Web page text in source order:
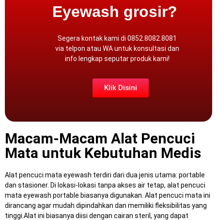
Eyewash grosir?
Segera kontak kami di 0852.8082.8081
via telpon atau WA untuk konsultasi dan
info lengkap seputar produk kami!
Klik Disini
Macam-Macam Alat Pencuci
Mata untuk Kebutuhan Medis
Alat pencuci mata eyewash terdiri dari dua jenis utama: portable
dan stasioner. Di lokasi-lokasi tanpa akses air tetap, alat pencuci
mata eyewash portable biasanya digunakan. Alat pencuci mata ini
dirancang agar mudah dipindahkan dan memiliki fleksibilitas yang
tinggi. Alat ini biasanya diisi dengan cairan steril, yang dapat